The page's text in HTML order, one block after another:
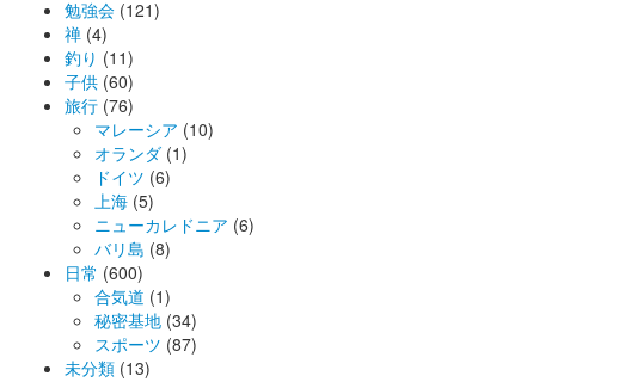
勉強会 (121)
禅 (4)
釣り (11)
子供 (60)
旅行 (76)
マレーシア (10)
オランダ (1)
ドイツ (6)
上海 (5)
ニューカレドニア (6)
バリ島 (8)
日常 (600)
合気道 (1)
秘密基地 (34)
スポーツ (87)
未分類 (13)